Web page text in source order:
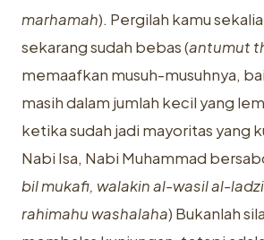
marhamah). Pergilah kamu
sekarang sudah bebas (antumut
memaafkan musuh-musuhnya,
masih dalam jumlah kecil yang
ketika sudah jadi mayoritas yang
Nabi Isa, Nabi Muhammad
bil mukafi, walakin al-wasil al-
rahimahu washalaha) Bukanlah